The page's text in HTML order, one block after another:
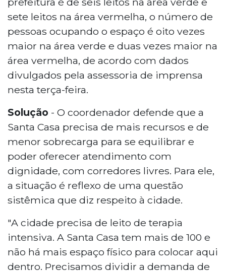
sete leitos na área vermelha, o número de
pessoas ocupando o espaço é oito vezes
maior na área verde e duas vezes maior na
área vermelha, de acordo com dados
divulgados pela assessoria de imprensa
nesta terça-feira.
Solução - O coordenador defende que a
Santa Casa precisa de mais recursos e de
menor sobrecarga para se equilibrar e
poder oferecer atendimento com
dignidade, com corredores livres. Para ele,
a situação é reflexo de uma questão
sistêmica que diz respeito à cidade.
"A cidade precisa de leito de terapia
intensiva. A Santa Casa tem mais de 100 e
não há mais espaço físico para colocar aqui
dentro. Precisamos dividir a demanda de